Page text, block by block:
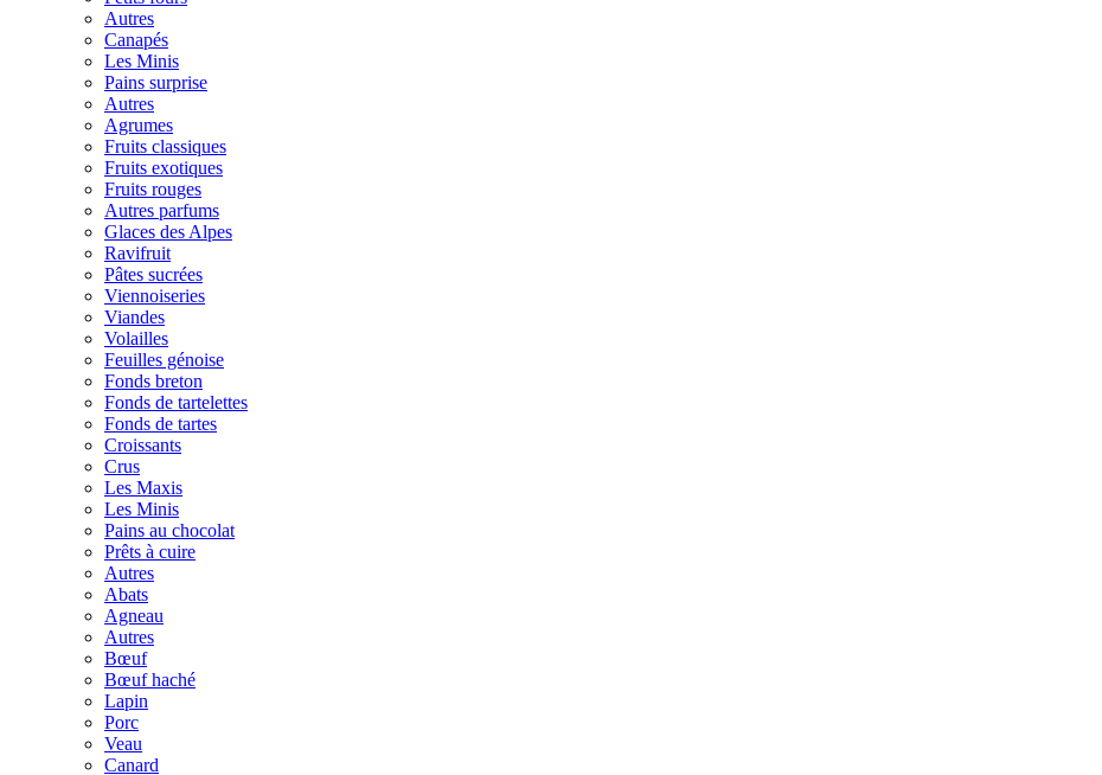
Autres
Canapés
Les Minis
Pains surprise
Autres
Agrumes
Fruits classiques
Fruits exotiques
Fruits rouges
Autres parfums
Glaces des Alpes
Ravifruit
Pâtes sucrées
Viennoiseries
Viandes
Volailles
Feuilles génoise
Fonds breton
Fonds de tartelettes
Fonds de tartes
Croissants
Crus
Les Maxis
Les Minis
Pains au chocolat
Prêts à cuire
Autres
Abats
Agneau
Autres
Bœuf
Bœuf haché
Lapin
Porc
Veau
Canard